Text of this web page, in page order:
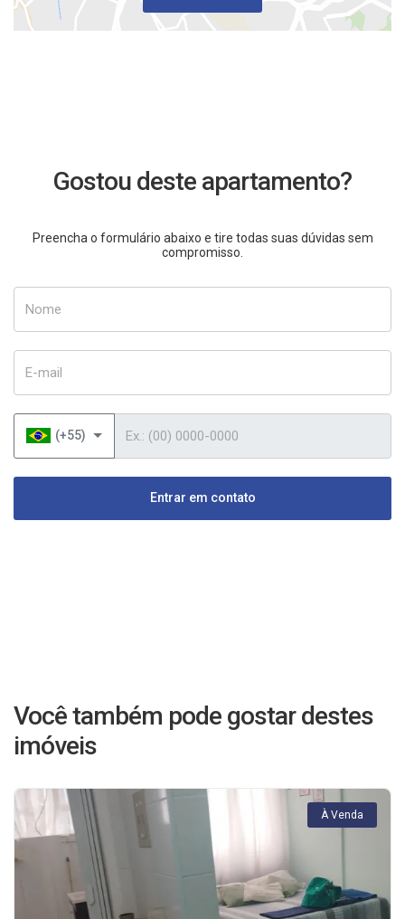
Gostou deste apartamento?
Preencha o formulário abaixo e tire todas suas dúvidas sem
compromisso.
(+55)
Entrar em contato
Você também pode gostar destes
imóveis
À Venda